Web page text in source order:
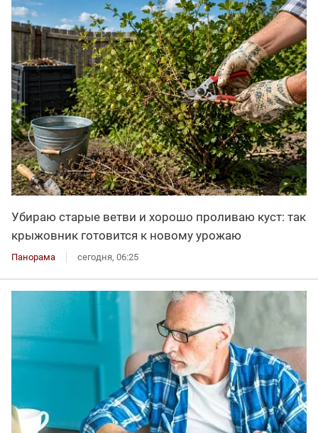
Убираю старые ветви и хорошо проливаю куст: так
крыжовник готовится к новому урожаю
Панорама сегодня, 06:25